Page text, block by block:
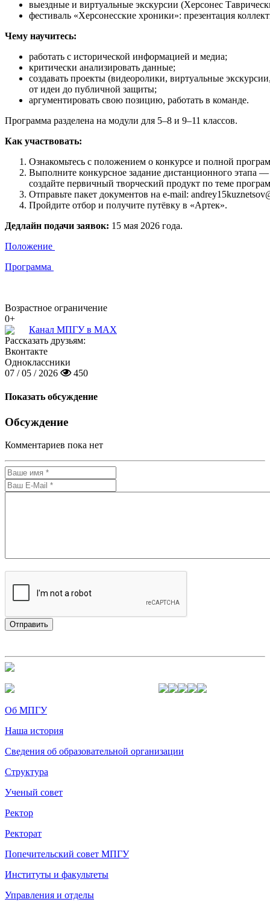
выездные и виртуальные экскурсии (Херсонес
фестиваль «Херсонесские хроники»: презентация
Чему научитесь:
работать с исторической информацией и медиа;
критически анализировать данные;
создавать проекты (видеоролики, виртуальные
от идеи до публичной защиты;
аргументировать свою позицию, работать в команде.
Программа разделена на модули для 5–8 и 9–11 классов.
Как участвовать:
Ознакомьтесь с положением о конкурсе и полной
Выполните конкурсное задание дистанционного этапа —
создайте первичный творческий продукт по теме
Отправьте пакет документов на e‑mail:
Пройдите отбор и получите путёвку в «Артек».
Дедлайн подачи заявок: 15 мая 2026 года.
Положение
Программа
Возрастное ограничение
0+
Канал МПГУ в MAX
Рассказать друзьям:
Вконтакте
Одноклассники
07 / 05 / 2026
450
Показать обсуждение
Обсуждение
Комментариев пока нет
Об МПГУ
Наша история
Сведения об образовательной организации
Структура
Ученый совет
Ректор
Ректорат
Попечительский совет МПГУ
Институты и факультеты
Управления и отделы